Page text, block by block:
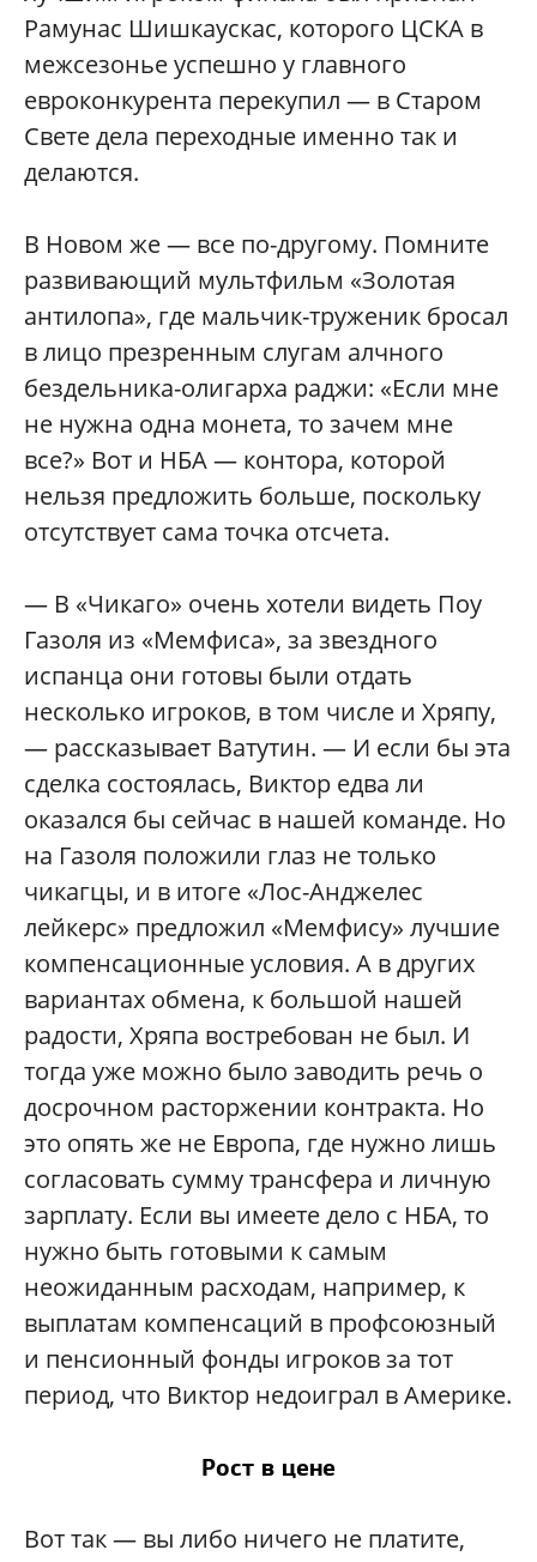
Рамунас Шишкаускас, которого ЦСКА в
межсезонье успешно у главного
евроконкурента перекупил — в Старом
Свете дела переходные именно так и
делаются.
В Новом же — все по-другому. Помните
развивающий мультфильм «Золотая
антилопа», где мальчик-труженик бросал
в лицо презренным слугам алчного
бездельника-олигарха раджи: «Если мне
не нужна одна монета, то зачем мне
все?» Вот и НБА — контора, которой
нельзя предложить больше, поскольку
отсутствует сама точка отсчета.
— В «Чикаго» очень хотели видеть Поу
Газоля из «Мемфиса», за звездного
испанца они готовы были отдать
несколько игроков, в том числе и Хряпу,
— рассказывает Ватутин. — И если бы эта
сделка состоялась, Виктор едва ли
оказался бы сейчас в нашей команде. Но
на Газоля положили глаз не только
чикагцы, и в итоге «Лос-Анджелес
лейкерс» предложил «Мемфису» лучшие
компенсационные условия. А в других
вариантах обмена, к большой нашей
радости, Хряпа востребован не был. И
тогда уже можно было заводить речь о
досрочном расторжении контракта. Но
это опять же не Европа, где нужно лишь
согласовать сумму трансфера и личную
зарплату. Если вы имеете дело с НБА, то
нужно быть готовыми к самым
неожиданным расходам, например, к
выплатам компенсаций в профсоюзный
и пенсионный фонды игроков за тот
период, что Виктор недоиграл в Америке.
Рост в цене
Вот так — вы либо ничего не платите,